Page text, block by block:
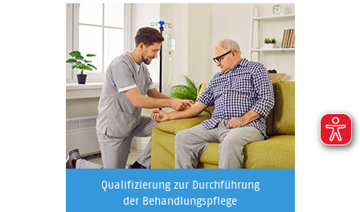
Qualifizierung zur Durchführung
der Behandlungspflege